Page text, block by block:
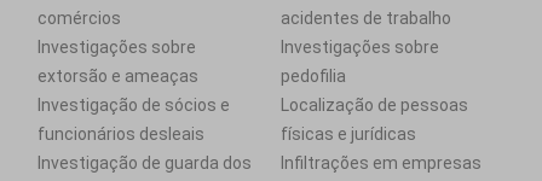
comércios
acidentes de trabalho
Investigações sobre
extorsão e ameaças
Investigações sobre
pedofilia
Investigação de sócios e
funcionários desleais
Localização de pessoas
físicas e jurídicas
Investigação de guarda dos
Infiltrações em empresas